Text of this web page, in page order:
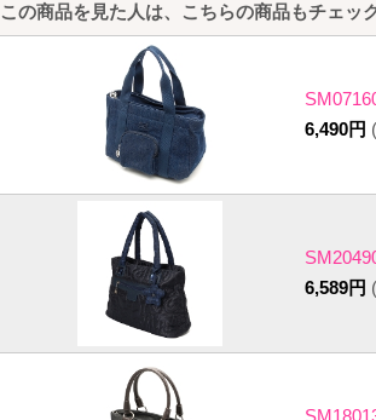
この商品を見た人は、こちらの商品もチェッ
6,490円
6,589円